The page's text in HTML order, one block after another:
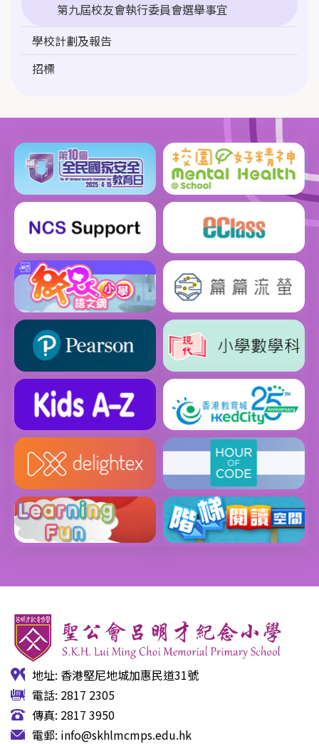
第九屆校友會執行委員會選舉事宜
學校計劃及報告
招標
地址: 香港堅尼地城加惠民道31號
電話: 2817 2305
傳真: 2817 3950
電郵: info@skhlmcmps.edu.hk